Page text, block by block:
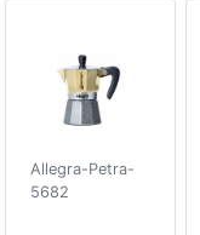
Allegra-Petra-
5682